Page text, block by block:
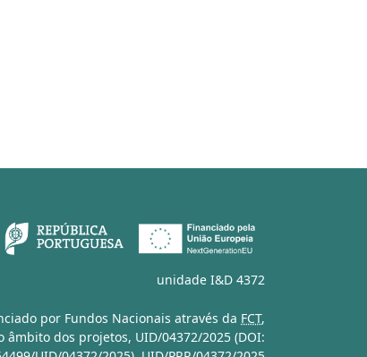
unidade I&D 4372
por Fundos Nacionais através da FCT,
âmbito dos projetos, UID/04372/2025 (DOI: